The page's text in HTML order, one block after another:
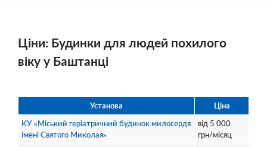
Ціни: Будинки для людей похилого
віку у Баштанці
Установа
Ціна
КУ «Міський геріатричний будинок милосердя
імені Святого Миколая»
від 5 000
грн/місяц